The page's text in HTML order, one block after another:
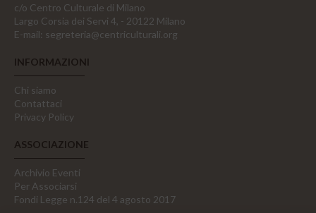
c/o Centro Culturale di Milano
Largo Corsia dei Servi 4, - 20122 Milano
E-mail: segreteria@centriculturali.org
INFORMAZIONI
Chi siamo
Contattaci
Privacy Policy
ASSOCIAZIONE
Archivio Eventi
Per Associarsi
Fondi Legge n.124 del 4 agosto 2017